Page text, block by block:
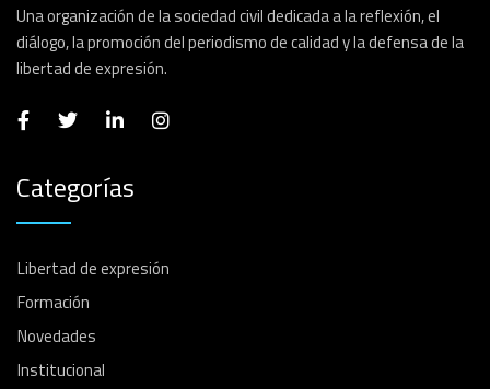
Una organización de la sociedad civil dedicada a la reflexión, el
diálogo, la promoción del periodismo de calidad y la defensa de la
libertad de expresión.
Categorías
Libertad de expresión
Formación
Novedades
Institucional